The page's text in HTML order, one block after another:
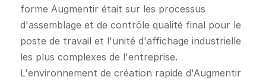
forme Augmentir était sur les processus
d'assemblage et de contrôle qualité final pour le
poste de travail et l'unité d'affichage industrielle
les plus complexes de l'entreprise.
L'environnement de création rapide d'Augmentir